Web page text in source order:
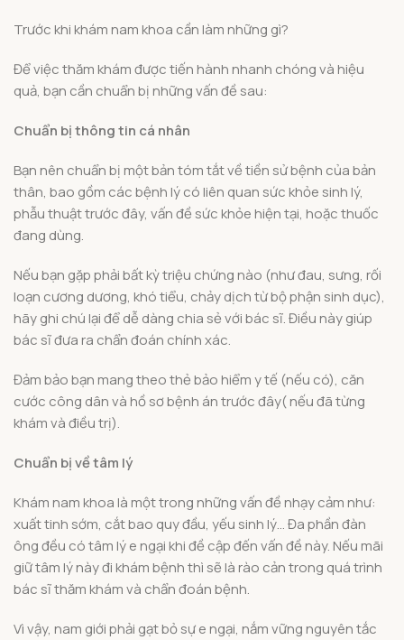
Trước khi khám nam khoa cần làm những gì?
Để việc thăm khám được tiến hành nhanh chóng và hiệu
quả, bạn cần chuẩn bị những vấn đề sau:
Chuẩn bị thông tin cá nhân
Bạn nên chuẩn bị một bản tóm tắt về tiền sử bệnh của bản
thân, bao gồm các bệnh lý có liên quan sức khỏe sinh lý,
phẫu thuật trước đây, vấn đề sức khỏe hiện tại, hoặc thuốc
đang dùng.
Nếu bạn gặp phải bất kỳ triệu chứng nào (như đau, sưng, rối
loạn cương dương, khó tiểu, chảy dịch từ bộ phận sinh dục),
hãy ghi chú lại để dễ dàng chia sẻ với bác sĩ. Điều này giúp
bác sĩ đưa ra chẩn đoán chính xác.
Đảm bảo bạn mang theo thẻ bảo hiểm y tế (nếu có), căn
cước công dân và hồ sơ bệnh án trước đây( nếu đã từng
khám và điều trị).
Chuẩn bị về tâm lý
Khám nam khoa là một trong những vấn đề nhạy cảm như:
xuất tinh sớm, cắt bao quy đầu, yếu sinh lý… Đa phần đàn
ông đều có tâm lý e ngại khi đề cập đến vấn đề này. Nếu mãi
giữ tâm lý này đi khám bệnh thì sẽ là rào cản trong quá trình
bác sĩ thăm khám và chẩn đoán bệnh.
Vì vậy, nam giới phải gạt bỏ sự e ngại, nắm vững nguyên tắc